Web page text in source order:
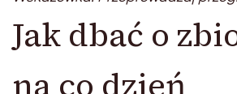
Jak dbać o